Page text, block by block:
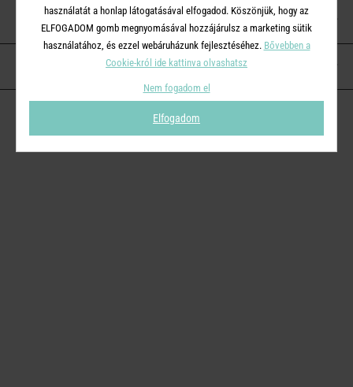
A BUTLERS-RŐL
KAPCSOLAT
használatát a honlap látogatásával elfogadod. Köszönjük, hogy az
ELFOGADOM gomb megnyomásával hozzájárulsz a marketing sütik
használatához, és ezzel webáruházunk fejlesztéséhez. Bővebben a
Cookie-król ide kattinva olvashatsz
Nem fogadom el
Elfogadom